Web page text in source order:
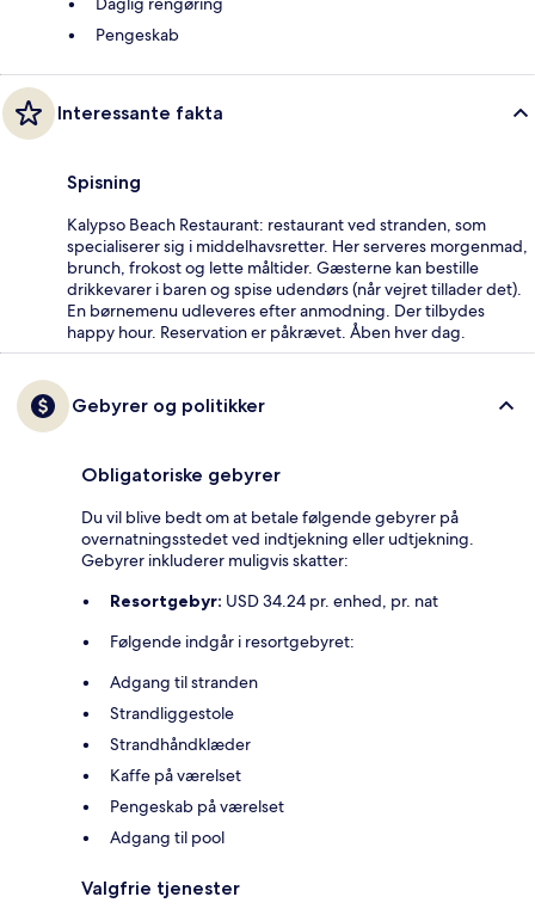
Pengeskab
Interessante fakta
Spisning
Kalypso Beach Restaurant: restaurant ved stranden, som
specialiserer sig i middelhavsretter. Her serveres morgenmad,
brunch, frokost og lette måltider. Gæsterne kan bestille
drikkevarer i baren og spise udendørs (når vejret tillader det).
En børnemenu udleveres efter anmodning. Der tilbydes
happy hour. Reservation er påkrævet. Åben hver dag.
Gebyrer og politikker
Obligatoriske gebyrer
Du vil blive bedt om at betale følgende gebyrer på
overnatningsstedet ved indtjekning eller udtjekning.
Gebyrer inkluderer muligvis skatter:
Resortgebyr: USD 34.24 pr. enhed, pr. nat
Følgende indgår i resortgebyret:
Adgang til stranden
Strandliggestole
Strandhåndklæder
Kaffe på værelset
Pengeskab på værelset
Adgang til pool
Valgfrie tjenester